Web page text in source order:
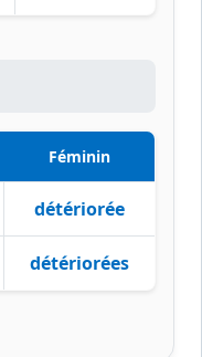
Féminin
détériorée
détériorées